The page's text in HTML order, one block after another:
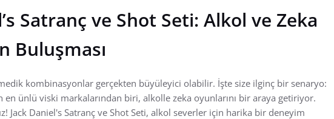
Satranç ve Shot Seti: Alkol ve Zeka
Buluşması
kombinasyonlar gerçekten büyüleyici olabilir. İşte size ilginç bir senaryo:
en ünlü viski markalarından biri, alkolle zeka oyunlarını bir araya getiriyor.
Jack Daniel's Satranç ve Shot Seti, alkol severler için harika bir deneyim